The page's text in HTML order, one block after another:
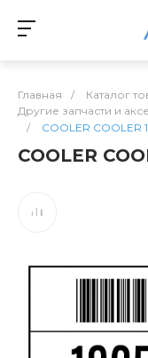
Главная / Каталог
Другие запчасти и
/
COOLER COOLER
COOLER